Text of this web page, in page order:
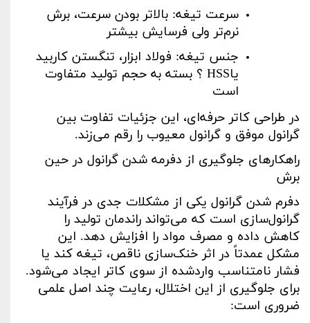
سرعت تیغه: بالاتر بودن سرعت، برش
نرم‌تر ولی فرسایش بیشتر
جنس تیغه: فولاد ابزار، تنگستن کاربید
یاHSS ؟ بسته به حجم تولید متفاوت
است
در طراحی کاتر حرفه‌ای، این جزئیات تفاوت بین
گرانول موفق و گرانول معیوب را رقم می‌زند.
راهکارهای جلوگیری از دفرمه شدن گرانول در حین
برش
دفرم شدن گرانول یکی از مشکلات جدی در فرآیند
گرانول‌سازی است که می‌تواند راندمان تولید را
کاهش داده و مصرف مواد را افزایش دهد. این
مشکل عمدتاً در اثر خنک‌سازی ناقص، تیغه کند یا
فشار نامتناسب واردشده از سوی کاتر ایجاد می‌شود.
برای جلوگیری از این اختلال، رعایت چند اصل علمی
ضروری است: